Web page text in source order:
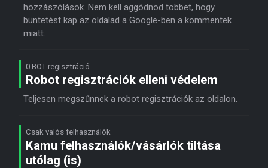
hozzászólások. Nem kell aggódnod többet, hogy
büntetést kap az oldalad a Google-ben a kommentek
miatt.
0 BOT regisztráció
Robot regisztrációk elleni védelem
Teljesen megszűnnek a robot regisztrációk az oldalon.
Csak valós felhasználók
Kamu felhasználók/vásárlók tiltása
utólag (is)